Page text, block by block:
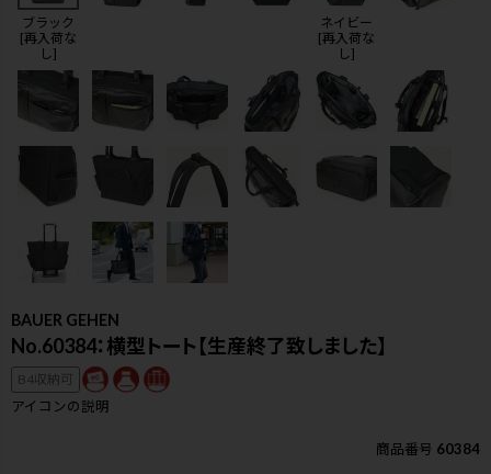
ブラック
[再入荷な
し]
ネイビー
[再入荷な
し]
BAUER GEHEN
No.60384：横型トート【生産終了致しました】
B4収納可
アイコンの説明
商品番号 60384